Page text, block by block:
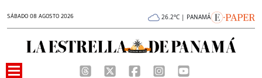
SÁBADO 08 AGOSTO 2026 26.2°C | PANAMÁ